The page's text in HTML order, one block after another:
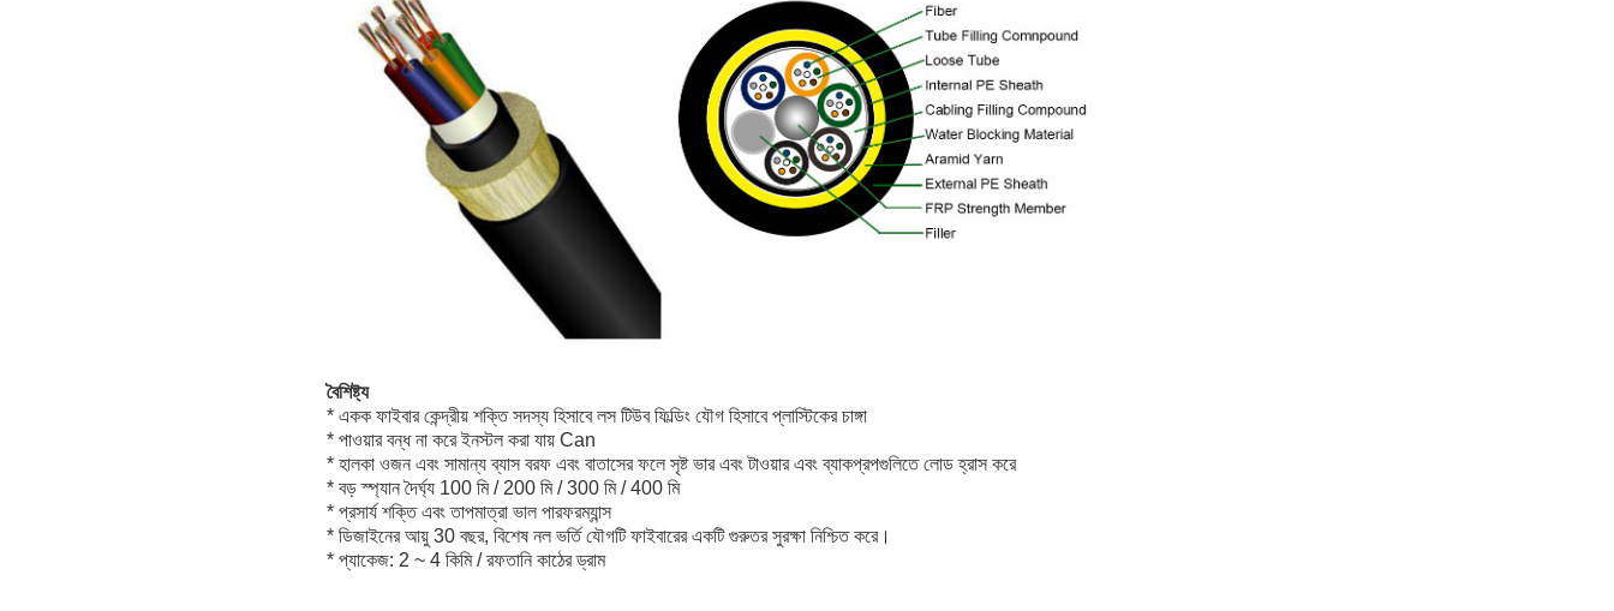
বৈশিষ্ট্য
* একক ফাইবার কেন্দ্রীয় শক্তি সদস্য হিসাবে লস টিউব ফিল্ডিং যৌগ হিসাবে প্লাস্টিকের চাঙ্গা
* পাওয়ার বন্ধ না করে ইনস্টল করা যায় Can
* হালকা ওজন এবং সামান্য ব্যাস বরফ এবং বাতাসের ফলে সৃষ্ট ভার এবং টাওয়ার এবং ব্যাকপ্রপগুলিতে লোড হ্রাস করে
* বড় স্প্যান দৈর্ঘ্য 100 মি / 200 মি / 300 মি / 400 মি
* প্রসার্য শক্তি এবং তাপমাত্রা ভাল পারফরম্যান্স
* ডিজাইনের আয়ু 30 বছর, বিশেষ নল ভর্তি যৌগটি ফাইবারের একটি গুরুতর সুরক্ষা নিশ্চিত করে।
* প্যাকেজ: 2 ~ 4 কিমি / রফতানি কাঠের ড্রাম